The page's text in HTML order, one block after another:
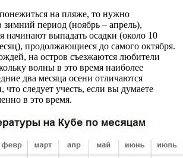
на пляже, то нужно
зимний период (ноябрь – апрель),
начинают выпадать осадки (около 10
продолжающиеся до самого октября.
на остров съезжаются любители
волны в это время наиболее
два месяца осени отличаются
что следует учесть, если вы думаете
в это время.